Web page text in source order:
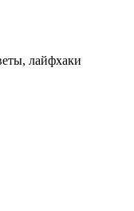
лайфхаки